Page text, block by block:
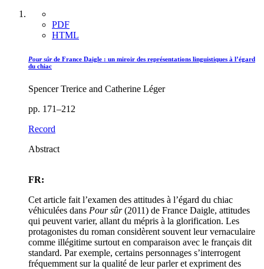
PDF
HTML
Pour sûrde France Daigle : un miroir des représentations linguistiques à l’égard
du chiac
Spencer Trerice and Catherine Léger
pp. 171–212
Record
Abstract
FR:
Cet article fait l’examen des attitudes à l’égard du chiac
véhiculées dans Pour sûr(2011) de France Daigle, attitudes
qui peuvent varier, allant du mépris à la glorification. Les
protagonistes du roman considèrent souvent leur vernaculaire
comme illégitime surtout en comparaison avec le français dit
standard. Par exemple, certains personnages s’interrogent
fréquemment sur la qualité de leur parler et expriment des